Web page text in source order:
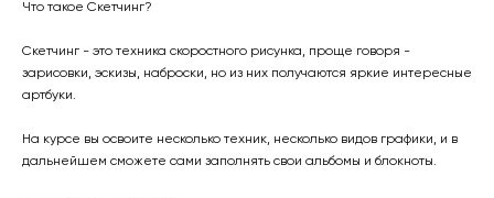
Что такое Скетчинг?
Скетчинг - это техника скоростного рисунка, проще говоря -
зарисовки, эскизы, наброски, но из них получаются яркие интересные
артбуки.
На курсе вы освоите несколько техник, несколько видов графики, и в
дальнейшем сможете сами заполнять свои альбомы и блокноты.